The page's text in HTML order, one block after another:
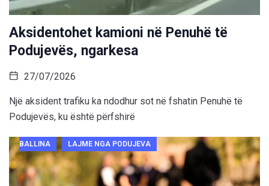
Aksidentohet kamioni në Penuhë të
Podujevës, ngarkesa
27/07/2026
Një aksident trafiku ka ndodhur sot në fshatin Penuhë të
Podujevës, ku është përfshirë
BALLINA LAJME NGA PODUJEVA